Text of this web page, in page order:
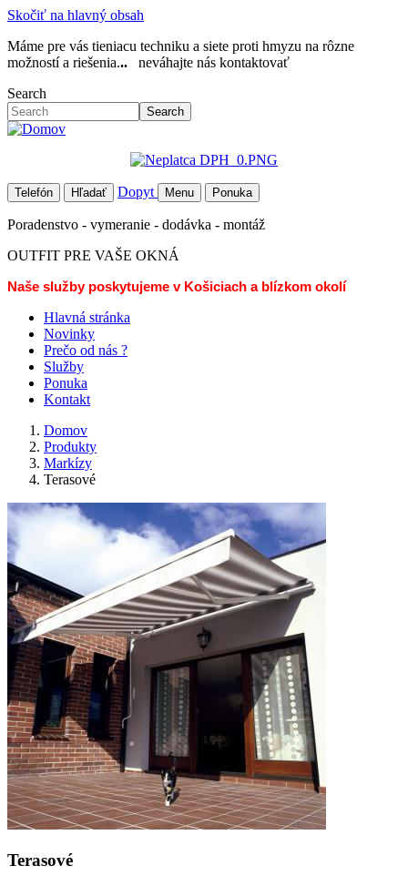
Skočiť na hlavný obsah
Máme pre vás tieniacu techniku a siete proti hmyzu na rôzne
možností a riešenia...
neváhajte nás kontaktovať
Search
Search
Telefón Hľadať Dopyt Menu Ponuka
Poradenstvo - vymeranie - dodávka - montáž
OUTFIT PRE VAŠE OKNÁ
Naše služby poskytujeme v Košiciach a blízkom okolí
Hlavná stránka
Novinky
Prečo od nás ?
Služby
Ponuka
Kontakt
Domov
Produkty
Markízy
Terasové
Terasové